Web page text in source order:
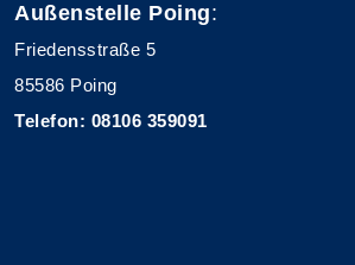
Außenstelle Poing:
Friedensstraße 5
85586 Poing
Telefon: 08106 359091